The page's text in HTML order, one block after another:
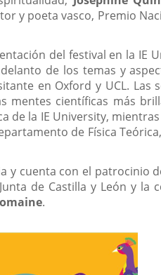
y poeta vasco, Premio
del festival en la IE
de los temas y
en Oxford y UCL. Las
mentes científicas más
de la IE University,
de Física
y cuenta con el patrocinio
de Castilla y León y la
.